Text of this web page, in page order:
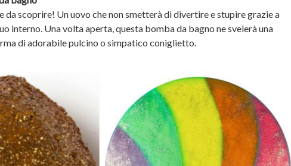
scoprire! Un uovo che non smetterà di divertire e stupire grazie a
interno. Una volta aperta, questa bomba da bagno ne svelerà una
di adorabile pulcino o simpatico coniglietto.